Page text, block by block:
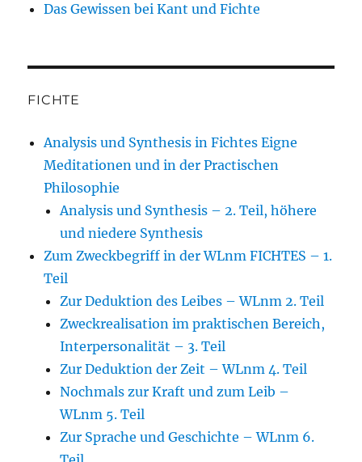
Das Gewissen bei Kant und Fichte
FICHTE
Analysis und Synthesis in Fichtes Eigne
Meditationen und in der Practischen
Philosophie
Analysis und Synthesis – 2. Teil, höhere
und niedere Synthesis
Zum Zweckbegriff in der WLnm FICHTES – 1.
Teil
Zur Deduktion des Leibes – WLnm 2. Teil
Zweckrealisation im praktischen Bereich,
Interpersonalität – 3. Teil
Zur Deduktion der Zeit – WLnm 4. Teil
Nochmals zur Kraft und zum Leib –
WLnm 5. Teil
Zur Sprache und Geschichte – WLnm 6.